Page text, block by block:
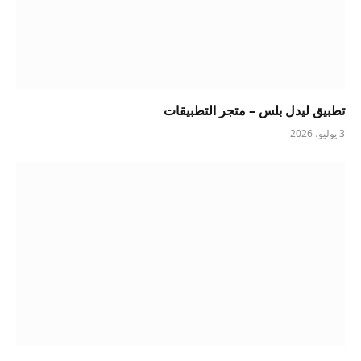
تطبيق ليدل بلس – متجر التطبيقات
3 يوليو، 2026